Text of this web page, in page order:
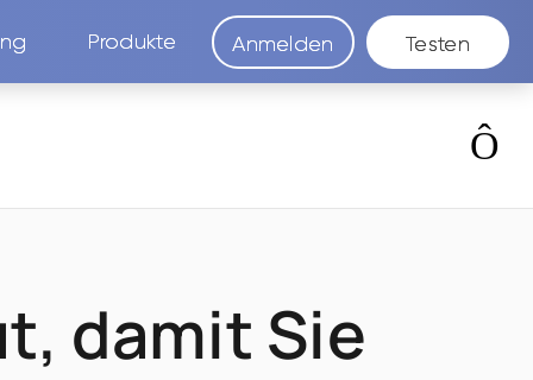
Produkte Anmelden Testen
damit Sie